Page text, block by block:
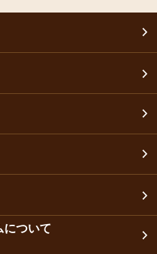
について